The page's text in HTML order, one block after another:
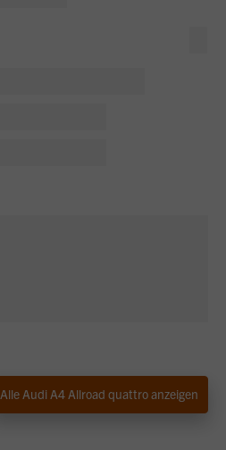
Alle Audi A4 Allroad quattro anzeigen